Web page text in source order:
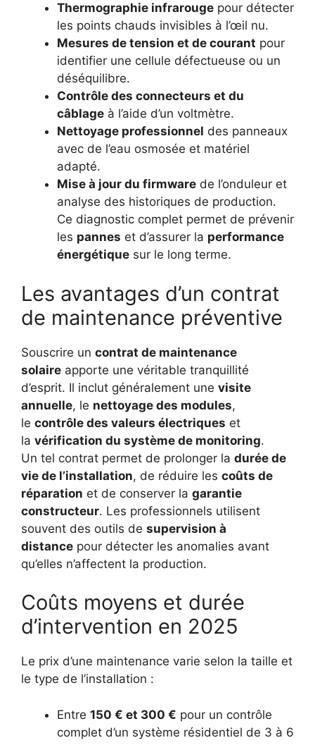
Thermographie infrarouge pour détecter
les points chauds invisibles à l’œil nu.
Mesures de tension et de courant pour
identifier une cellule défectueuse ou un
déséquilibre.
Contrôle des connecteurs et du
câblage à l’aide d’un voltmètre.
Nettoyage professionnel des panneaux
avec de l’eau osmosée et matériel
adapté.
Mise à jour du firmware de l’onduleur et
analyse des historiques de production.
Ce diagnostic complet permet de prévenir
les pannes et d’assurer la performance
énergétique sur le long terme.
Les avantages d’un contrat
de maintenance préventive
Souscrire un contrat de maintenance
solaire apporte une véritable tranquillité
d’esprit. Il inclut généralement une visite
annuelle, le nettoyage des modules,
le contrôle des valeurs électriques et
la vérification du système de monitoring.
Un tel contrat permet de prolonger la durée de
vie de l’installation, de réduire les coûts de
réparation et de conserver la garantie
constructeur. Les professionnels utilisent
souvent des outils de supervision à
distance pour détecter les anomalies avant
qu’elles n’affectent la production.
Coûts moyens et durée
d’intervention en 2025
Le prix d’une maintenance varie selon la taille et
le type de l’installation :
Entre 150 € et 300 € pour un contrôle
complet d’un système résidentiel de 3 à 6